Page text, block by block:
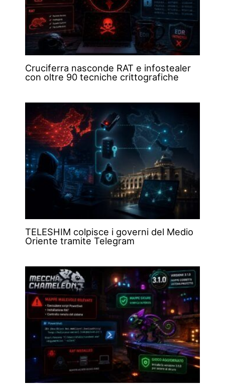
Cruciferra nasconde RAT e infostealer
con oltre 90 tecniche crittografiche
TELESHIM colpisce i governi del Medio
Oriente tramite Telegram